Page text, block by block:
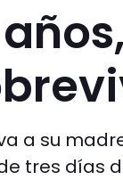
a su
tres días